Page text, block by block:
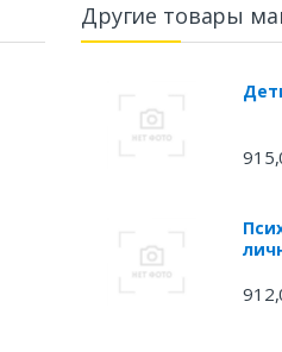
Другие товары